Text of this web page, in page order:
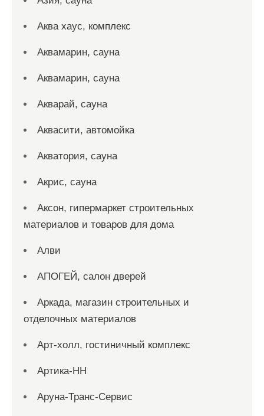
Аква хаус, комплекс
Аквамарин, сауна
Аквамарин, сауна
Акварай, сауна
Аквасити, автомойка
Акватория, сауна
Акрис, сауна
Аксон, гипермаркет строительных
материалов и товаров для дома
Алви
АПОГЕЙ, салон дверей
Аркада, магазин строительных и
отделочных материалов
Арт-холл, гостиничный комплекс
Артика-НН
Аруна-Транс-Сервис